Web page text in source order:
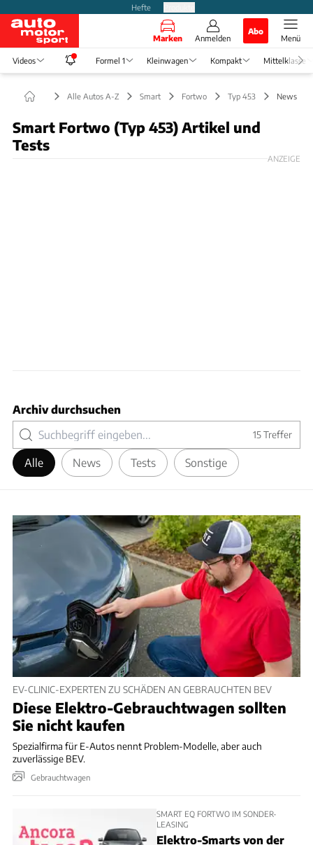
Hefte
Marken Anmelden
Abo
Menü
Videos Formel 1 Kleinwagen Kompakt Mittelklasse
Alle Autos A-Z Smart Fortwo Typ 453 News
Smart Fortwo (Typ 453) Artikel und
Tests
ANZEIGE
Archiv durchsuchen
15Treffer
Alle News Tests Sonstige
EV-CLINIC-EXPERTEN ZU SCHÄDEN AN GEBRAUCHTEN BEV
Diese Elektro-Gebrauchtwagen sollten
Sie nicht kaufen
Spezialfirma für E-Autos nennt Problem-Modelle, aber auch
zuverlässige BEV.
Gebrauchtwagen
SMART EQ FORTWO IM SONDER-
LEASING
Elektro-Smarts von der